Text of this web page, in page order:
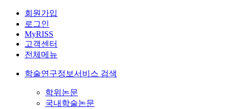
회원가입
로그인
MyRISS
고객센터
전체메뉴
학술연구정보서비스 검색
학위논문
국내학술논문